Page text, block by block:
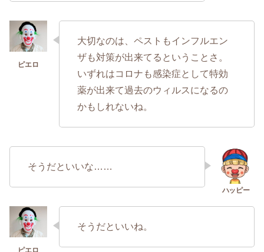
大切なのは、ペストもインフルエン
ザも対策が出来てるということさ。
いずれはコロナも感染症として特効
薬が出来て過去のウィルスになるの
かもしれないね。
そうだといいな……
そうだといいね。